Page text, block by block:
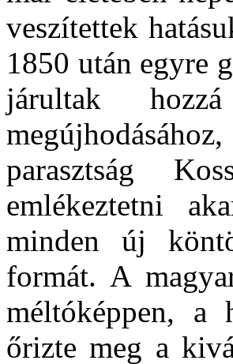
veszítettek
1850 után egyre
járultak
parasztság
emlékeztetni
minden új
formát. A
méltóképpen, a
őrizte meg a